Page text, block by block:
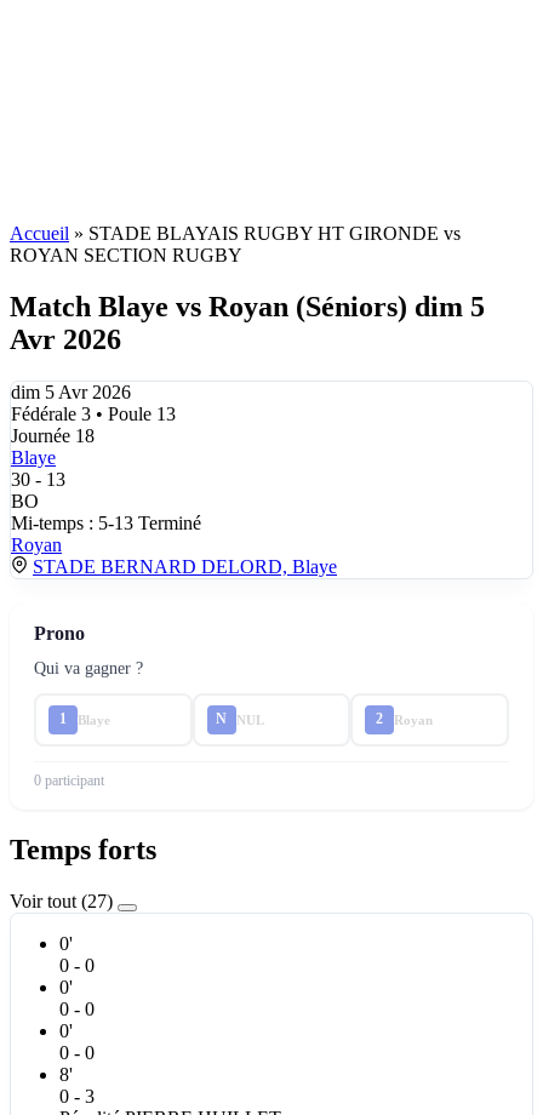
Accueil » STADE BLAYAIS RUGBY HT GIRONDE vs
ROYAN SECTION RUGBY
Match Blaye vs Royan (Séniors) dim 5
Avr 2026
dim 5 Avr 2026
Fédérale 3 • Poule 13
Journée 18
Blaye
30 - 13
BO
Mi-temps : 5-13 Terminé
Royan
STADE BERNARD DELORD, Blaye
Prono
Qui va gagner ?
1 Blaye N NUL 2 Royan
0 participant
Temps forts
Voir tout (27)
0'
0 - 0
0'
0 - 0
0'
0 - 0
8'
0 - 3